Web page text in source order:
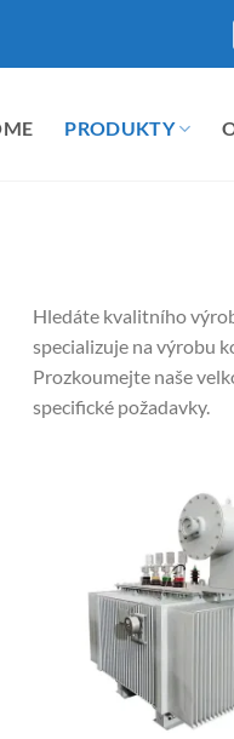
PRODUKTY
Hledáte kvalitního
specializuje na výrobu
Prozkoumejte naše
specifické požadavky.